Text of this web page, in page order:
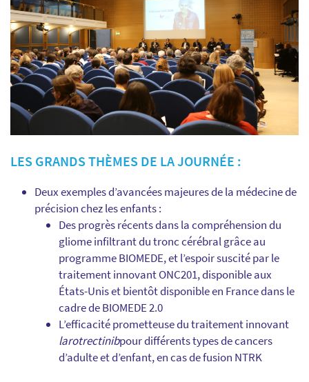
LES GRANDS THÈMES DE LA JOURNÉE :
Deux exemples d’avancées majeures de la médecine de
précision chez les enfants :
Des progrès récents dans la compréhension du
gliome infiltrant du tronc cérébral grâce au
programme BIOMEDE, et l’espoir suscité par le
traitement innovant ONC201, disponible aux
États-Unis et bientôt disponible en France dans le
cadre de BIOMEDE 2.0
L’efficacité prometteuse du traitement innovant
larotrectinibpour différents types de cancers
d’adulte et d’enfant, en cas de fusion NTRK